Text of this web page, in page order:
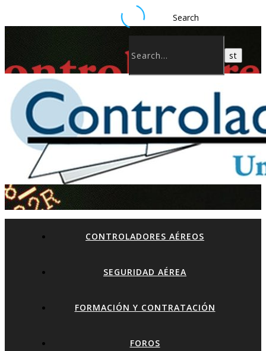
Search
CONTROLADORES AÉREOS
SEGURIDAD AÉREA
FORMACIÓN Y CONTRATACIÓN
FOROS